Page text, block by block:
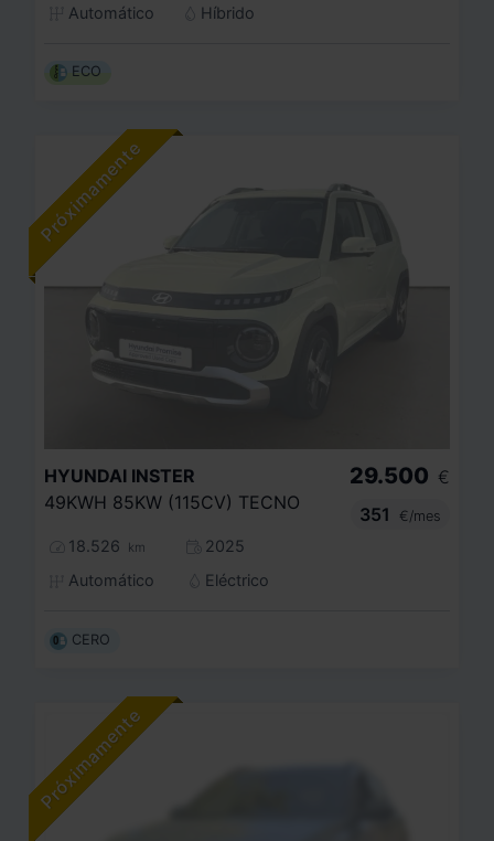
Automático
Híbrido
ECO
HYUNDAI INSTER
49KWH 85KW (115CV) TECNO
18.526 km
2025
Automático
Eléctrico
29.500 €
351
€/mes
CERO